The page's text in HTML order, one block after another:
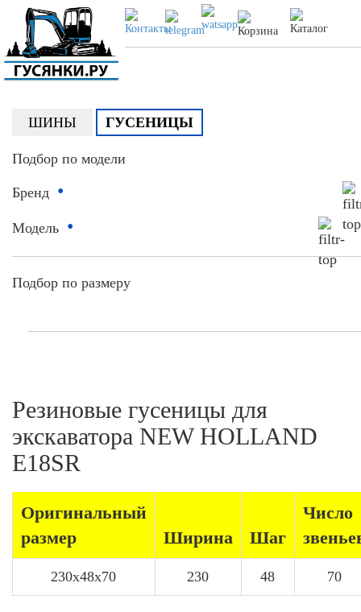
ШИНЫ ГУСЕНИЦЫ
Подбор по модели
Бренд •
Модель •
Подбор по размеру
Резиновые гусеницы для
экскаватора NEW HOLLAND
E18SR
Оригинальный
размер
Ширина Шаг
Число
230x48x70 230 48 70